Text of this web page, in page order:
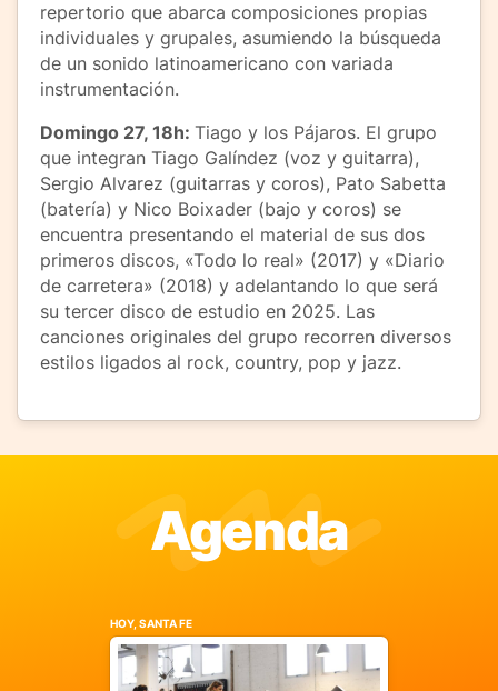
repertorio que abarca composiciones propias
individuales y grupales, asumiendo la búsqueda
de un sonido latinoamericano con variada
instrumentación.
Domingo 27, 18h: Tiago y los Pájaros. El grupo
que integran Tiago Galíndez (voz y guitarra),
Sergio Alvarez (guitarras y coros), Pato Sabetta
(batería) y Nico Boixader (bajo y coros) se
encuentra presentando el material de sus dos
primeros discos, «Todo lo real» (2017) y «Diario
de carretera» (2018) y adelantando lo que será
su tercer disco de estudio en 2025. Las
canciones originales del grupo recorren diversos
estilos ligados al rock, country, pop y jazz.
Agenda
HOY, SANTA FE